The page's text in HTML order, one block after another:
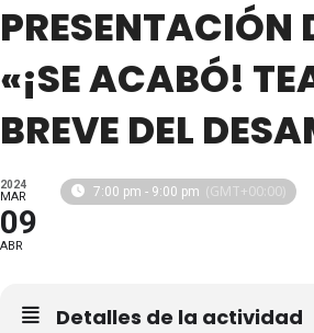
PRESENTACIÓN
«¡SE ACABÓ!
BREVE DEL
2024
MAR
09
ABR
7:00 pm - 9:00 pm (GMT+00:00)
Detalles de la actividad